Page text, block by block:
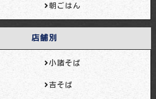
朝ごはん
店舗別
小諸そば
吉そば